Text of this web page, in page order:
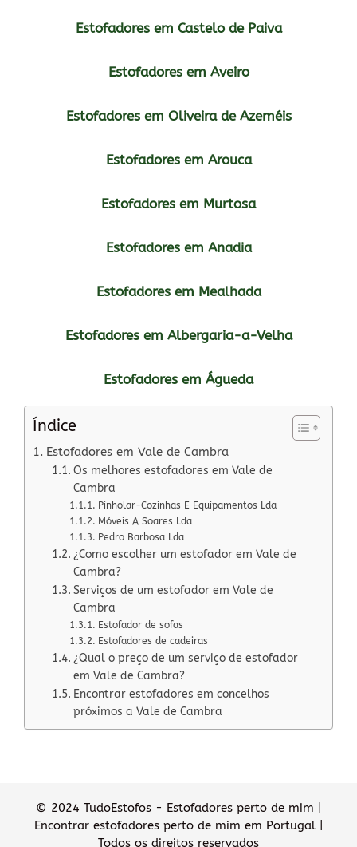
Estofadores em Castelo de Paiva
Estofadores em Aveiro
Estofadores em Oliveira de Azeméis
Estofadores em Arouca
Estofadores em Murtosa
Estofadores em Anadia
Estofadores em Mealhada
Estofadores em Albergaria-a-Velha
Estofadores em Águeda
Índice
Estofadores em Vale de Cambra
Os melhores estofadores em Vale de
Cambra
Pinholar-Cozinhas E Equipamentos Lda
Móveis A Soares Lda
Pedro Barbosa Lda
¿Como escolher um estofador em Vale de
Cambra?
Serviços de um estofador em Vale de
Cambra
Estofador de sofas
Estofadores de cadeiras
¿Qual o preço de um serviço de estofador
em Vale de Cambra?
Encontrar estofadores em concelhos
próximos a Vale de Cambra
© 2024 TudoEstofos - Estofadores perto de mim |
Encontrar estofadores perto de mim em Portugal |
Todos os direitos reservados